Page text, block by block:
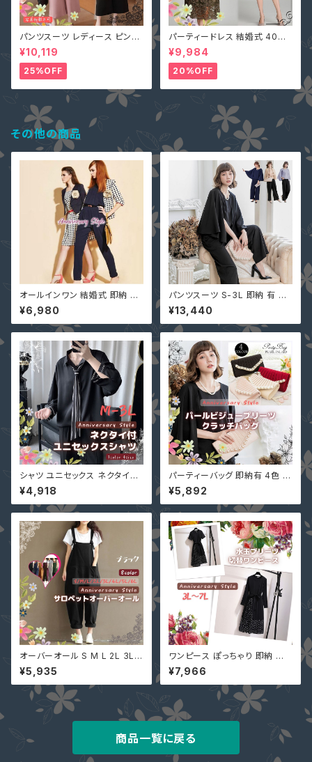
パンツスーツ レディース ピンク
2L (L寄り) 3L 即納 S M L 4L
黒 XZ-X99616 レース 七分袖
ガウチョパンツ ペプラム リボン
¥10,119
25%OFF
パーティードレス 結婚式 40代
大きいサイズ オリーブ L(S寄り
M) 5L 即納 2L 3L 4L 6L MD
-1164467 袖あり 七分袖 花柄
刺繍 総レース ワンピース タイ
ト Aライン 春
¥9,984
20%OFF
その他の商品
オールインワン 結婚式 即納 S-
XL ネイビー 黒 グリーン ピンク
ベルトなし プリーツ 7分丈 クロ
ップド パーティー 二次会 パンツ
¥6,980
パンツスーツ S-3L 即納 有 黒
ネイビー ブラウン ガウチョ パン
ツドレス 七分袖 ケープ マント
無地 上下セット 二次会 結婚式
¥13,440
シャツ ユニセックス ネクタイ付
メンズ レディース 男女兼用 黒
M L 2L 3L 即納 トップス 51116
65 ワイシャツ ラグランスリーブ
¥4,918
パーティーバッグ 即納有 4色 大
きめバッグ パーティバッグ レディ
ースバッグ クラッチバッグ YJ-B
55166 3WAY ベージュ ブラッ
¥5,892
オーバーオール S M L 2L 3L 4
L 5L 8色 黒 即納 有 ぽっちゃり
大きいサイズ pl367 オールイン
ワン レディース サロペット パン
ツ ゆったり カジュアル
¥5,935
ワンピース ぽっちゃり 即納 有
3L 4L 5L 6L 7L 大きいサイズ
レディース 袖あり BXC-60616
6 長袖 or 半袖 大人 可愛い 重
ねる風 ドット柄 切替 黒
¥7,966
商品一覧に戻る